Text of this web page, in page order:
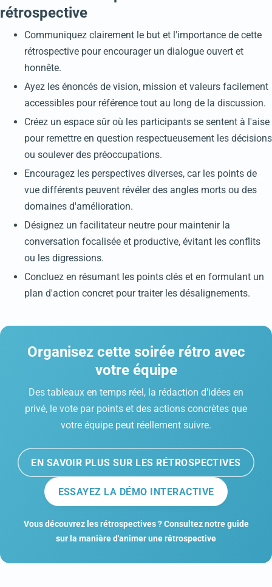
rétrospective
Communiquez clairement le but et l'importance de cette
rétrospective pour encourager un dialogue ouvert et
honnête.
Ayez les énoncés de vision, mission et valeurs facilement
accessibles pour référence tout au long de la discussion.
Créez un espace sûr où les participants se sentent à l'aise
pour remettre en question respectueusement les décisions
ou soulever des préoccupations.
Encouragez les perspectives diverses, car les points de
vue différents peuvent révéler des angles morts ou des
domaines d'amélioration.
Désignez un facilitateur neutre pour maintenir la
conversation focalisée et productive, évitant les conflits
ou les digressions.
Concluez en résumant les points clés et en formulant un
plan d'action concret pour traiter les désalignements.
Organisez cette soirée rétro avec
votre équipe
Des tableaux en temps réel, la rédaction d'idées en
privé, le vote par points et des actions concrètes que
votre équipe peut réellement suivre.
EN SAVOIR PLUS SUR LES RÉTROSPECTIVES
ESSAYEZ LA DÉMO INTERACTIVE
Vous découvrez les rétrospectives ? Consultez notre guide
sur la manière d'animer une rétrospective